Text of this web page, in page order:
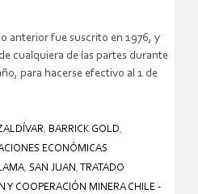
anterior fue suscrito en 1976, y
cualquiera de las partes durante
para hacerse efectivo al 1 de
, BARRICK GOLD,
ECONÓMICAS
, SAN JUAN ,
TRATADO
Y COOPERACIÓN MINERA CHILE -